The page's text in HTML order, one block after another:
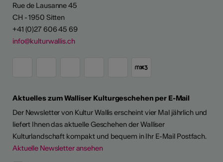
Rue de Lausanne 45
CH - 1950 Sitten
+41 (0)27 606 45 69
info@kulturwallis.ch
Aktuelles zum Walliser Kulturgeschehen per E-Mail
Der Newsletter von Kultur Wallis erscheint vier Mal jährlich und
liefert Ihnen das aktuelle Geschehen der Walliser
Kulturlandschaft kompakt und bequem in Ihr E-Mail Postfach.
Aktuelle Newsletter ansehen